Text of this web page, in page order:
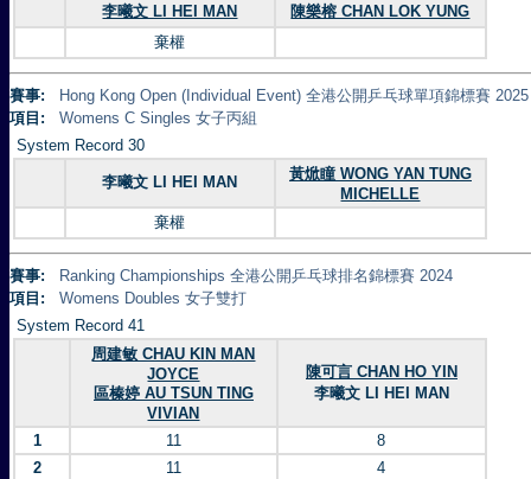
李曦文 LI HEI MAN
陳樂榕 CHAN LOK YUNG
棄權
賽事:
Hong Kong Open (Individual Event) 全港公開乒乓球單項錦標賽 2025
項目:
Womens C Singles 女子丙組
System Record 30
李曦文 LI HEI MAN
黃焮瞳 WONG YAN TUNG
MICHELLE
棄權
賽事:
Ranking Championships 全港公開乒乓球排名錦標賽 2024
項目:
Womens Doubles 女子雙打
System Record 41
周建敏 CHAU KIN MAN
JOYCE
區榛婷 AU TSUN TING
VIVIAN
陳可言 CHAN HO YIN
李曦文 LI HEI MAN
1 11
8
2
11
4